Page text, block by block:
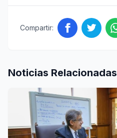
Compartir:
Noticias Relacionadas